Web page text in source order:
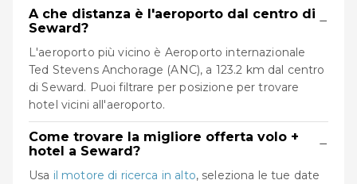
A che distanza è l'aeroporto dal centro di
Seward?
−
L'aeroporto più vicino è Aeroporto internazionale
Ted Stevens Anchorage (ANC), a 123.2 km dal centro
di Seward. Puoi filtrare per posizione per trovare
hotel vicini all'aeroporto.
Come trovare la migliore offerta volo +
hotel a Seward?
−
Usa il motore di ricerca in alto, seleziona le tue date